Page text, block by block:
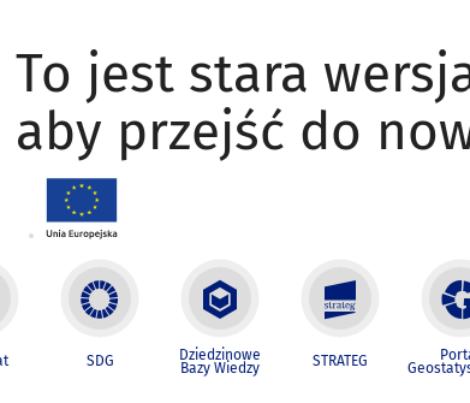
To jest stara
aby przejść do
SDG Dziedzinowe
Bazy Wiedzy STRATEG